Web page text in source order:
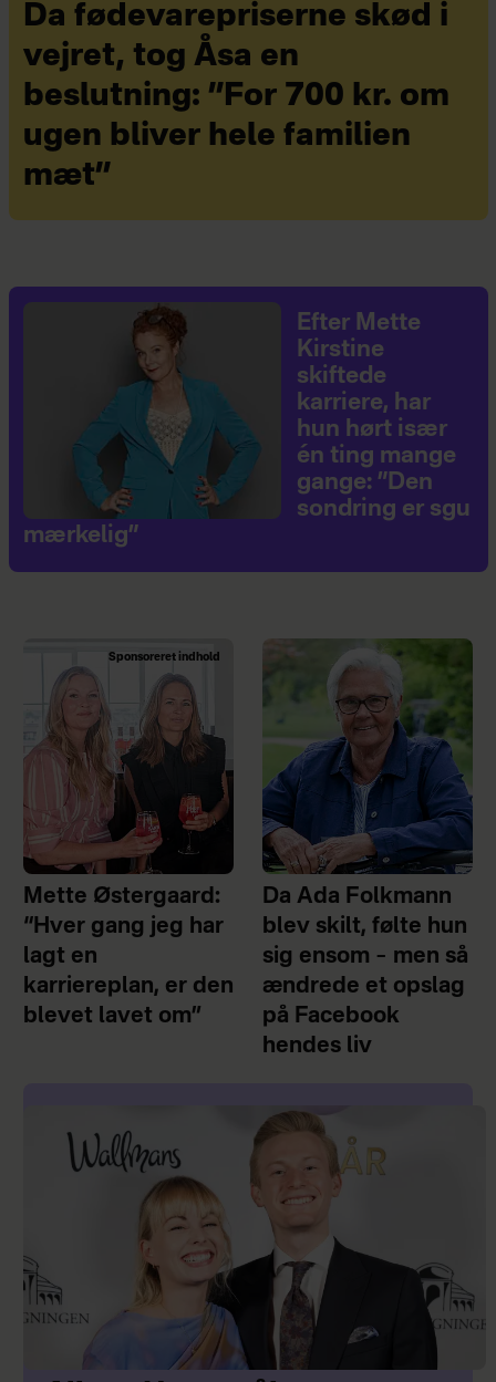
Da fødevarepriserne skød i
vejret, tog Åsa en
beslutning: ”For 700 kr. om
ugen bliver hele familien
mæt”
Efter Mette
Kirstine
skiftede
karriere, har
hun hørt især
én ting mange
gange: ”Den
sondring er sgu
mærkelig”
Sponsoreret indhold
Mette Østergaard:
“Hver gang jeg har
lagt en
karriereplan, er den
blevet lavet om”
Da Ada Folkmann
blev skilt, følte hun
sig ensom – men så
ændrede et opslag
på Facebook
hendes liv